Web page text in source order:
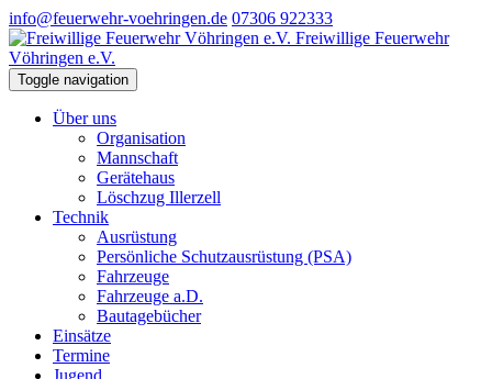
info@feuerwehr-voehringen.de 07306 922333
Freiwillige Feuerwehr
Vöhringen e.V.
Toggle navigation
Über uns
Organisation
Mannschaft
Gerätehaus
Löschzug Illerzell
Technik
Ausrüstung
Persönliche Schutzausrüstung (PSA)
Fahrzeuge
Fahrzeuge a.D.
Bautagebücher
Einsätze
Termine
Jugend